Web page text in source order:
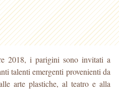
2018, i parigini sono invitati a
talenti emergenti provenienti da
arte plastiche, al teatro e alla